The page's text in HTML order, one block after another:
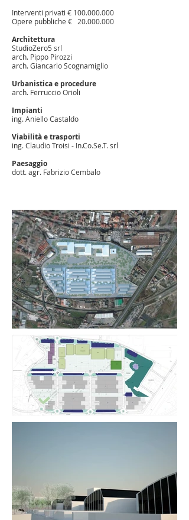
Interventi privati € 100.000.000
Opere pubbliche € 20.000.000
Architettura
StudioZero5 srl
arch. Pippo Pirozzi
arch. Giancarlo Scognamiglio
Urbanistica e procedure
arch. Ferruccio Orioli
Impianti
ing. Aniello Castaldo
Viabilità e trasporti
ing. Claudio Troisi - In.Co.Se.T. srl
Paesaggio
dott. agr. Fabrizio Cembalo